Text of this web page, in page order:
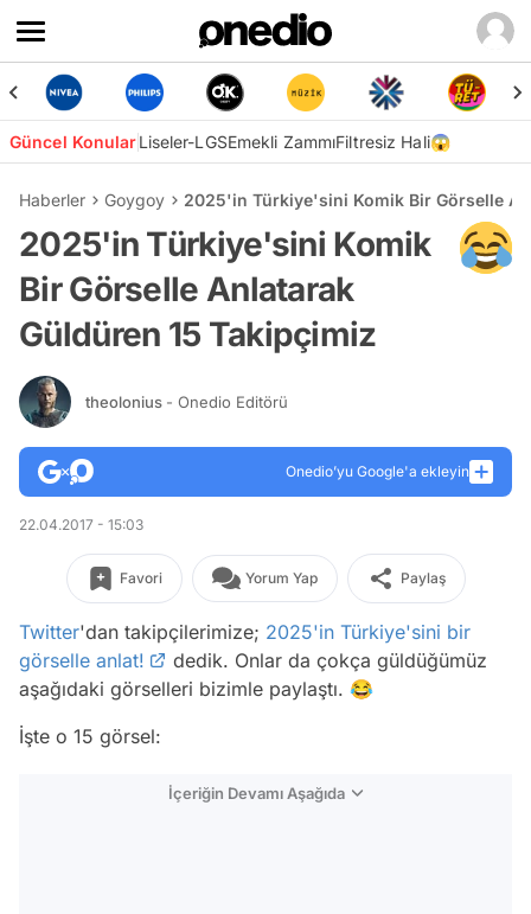
Güncel KonularLiseler-LGSEmekli ZammıFiltresiz Hali😱
Haberler Goygoy 2025'in Türkiye'sini Komik Bir Görselle
2025'in Türkiye'sini Komik
Bir Görselle Anlatarak
Güldüren 15 Takipçimiz
theolonius - Onedio Editörü
Onedio’yu Google'a ekleyin
22.04.2017 - 15:03
Favori Yorum Yap Paylaş
Twitter'dan takipçilerimize; 2025'in Türkiye'sini bir
görselle anlat!
dedik. Onlar da çokça güldüğümüz
aşağıdaki görselleri bizimle paylaştı. 😂
İşte o 15 görsel:
İçeriğin Devamı Aşağıda